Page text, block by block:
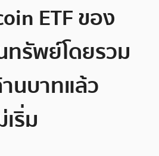
ETF ของ
รัพย์โดยรวม
นบาทแล้ว
ริ่ม